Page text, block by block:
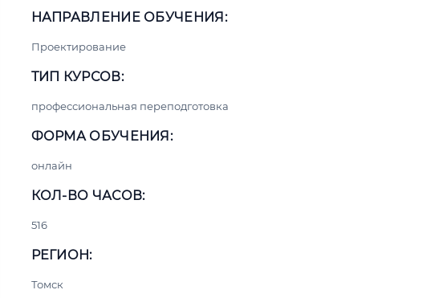
НАПРАВЛЕНИЕ ОБУЧЕНИЯ:
Проектирование
ТИП КУРСОВ:
профессиональная переподготовка
ФОРМА ОБУЧЕНИЯ:
онлайн
КОЛ-ВО ЧАСОВ:
516
РЕГИОН:
Томск